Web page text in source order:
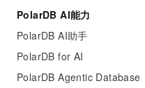
PolarDB AI能力
PolarDB AI助手
PolarDB for AI
PolarDB Agentic Database
Serverless
开发工具